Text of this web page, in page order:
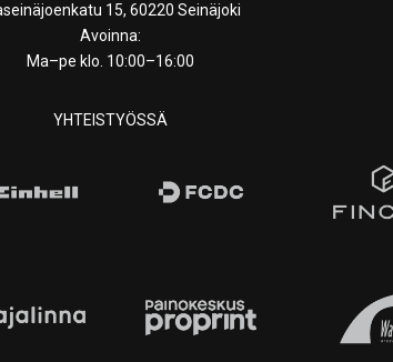
15, 60220 Seinäjoki
Avoinna:
Ma–pe klo. 10:00–16:00
YHTEISTYÖSSÄ